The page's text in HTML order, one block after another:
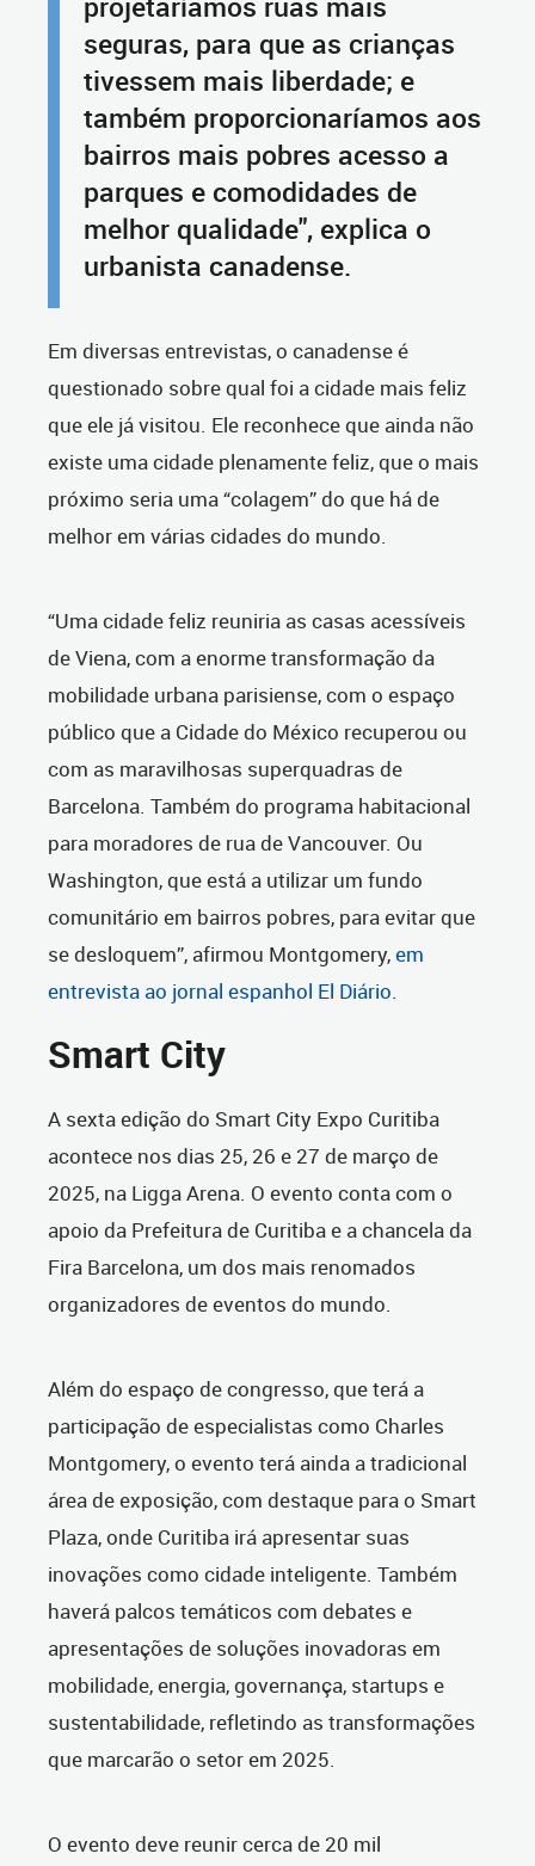
seguras, para que as crianças
tivessem mais liberdade; e
também proporcionaríamos aos
bairros mais pobres acesso a
parques e comodidades de
melhor qualidade", explica o
urbanista canadense.
Em diversas entrevistas, o canadense é
questionado sobre qual foi a cidade mais feliz
que ele já visitou. Ele reconhece que ainda não
existe uma cidade plenamente feliz, que o mais
próximo seria uma “colagem” do que há de
melhor em várias cidades do mundo.
“Uma cidade feliz reuniria as casas acessíveis
de Viena, com a enorme transformação da
mobilidade urbana parisiense, com o espaço
público que a Cidade do México recuperou ou
com as maravilhosas superquadras de
Barcelona. Também do programa habitacional
para moradores de rua de Vancouver. Ou
Washington, que está a utilizar um fundo
comunitário em bairros pobres, para evitar que
se desloquem”, afirmou Montgomery,em
entrevista ao jornal espanhol El Diário.
Smart City
A sexta edição do Smart City Expo Curitiba
acontece nos dias 25, 26 e 27 de março de
2025, na Ligga Arena. O evento conta com o
apoio da Prefeitura de Curitiba e a chancela da
Fira Barcelona, um dos mais renomados
organizadores de eventos do mundo.
Além do espaço de congresso, que terá a
participação de especialistas como Charles
Montgomery, o evento terá ainda a tradicional
área de exposição, com destaque para o Smart
Plaza, onde Curitiba irá apresentar suas
inovações como cidade inteligente. Também
haverá palcos temáticos com debates e
apresentações de soluções inovadoras em
mobilidade, energia, governança, startups e
sustentabilidade, refletindo as transformações
que marcarão o setor em 2025.
O evento deve reunir cerca de 20 mil